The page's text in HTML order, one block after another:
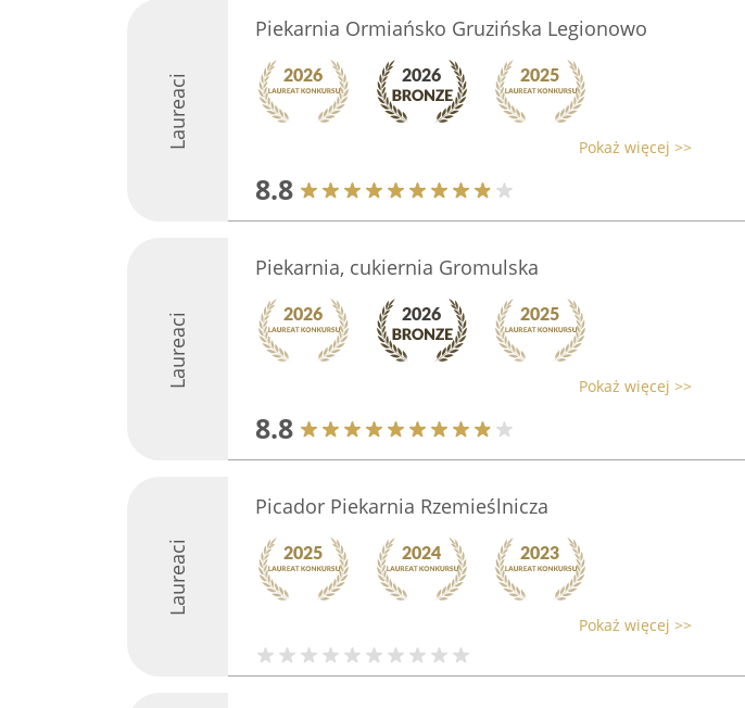
Laureaci
Piekarnia Ormiańsko Gruzińska Legionowo
Pokaż więcej >>
8.8
Laureaci
Piekarnia, cukiernia Gromulska
Pokaż więcej >>
8.8
Laureaci
Picador Piekarnia Rzemieślnicza
Pokaż więcej >>